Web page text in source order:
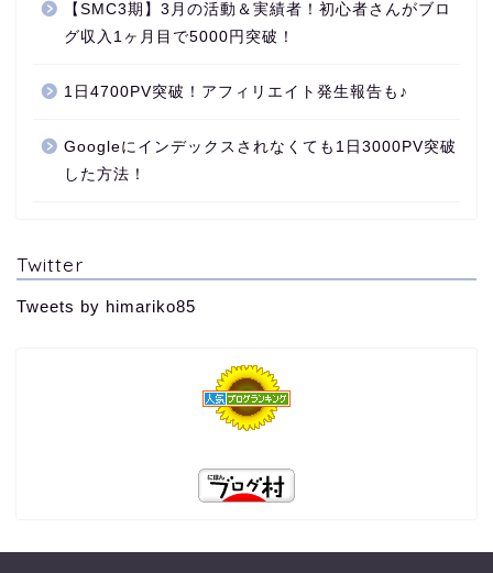
【SMC3期】3月の活動＆実績者！初心者さんがブロ
グ収入1ヶ月目で5000円突破！
1日4700PV突破！アフィリエイト発生報告も♪
Googleにインデックスされなくても1日3000PV突破
した方法！
Twitter
Tweets by himariko85